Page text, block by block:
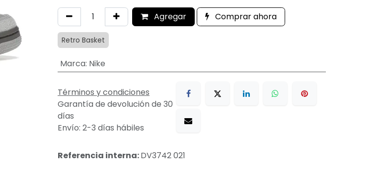
Agregar Comprar ahora
Retro Basket
Marca: Nike
Términos y condiciones
Garantía de devolución de 30
días
Envío: 2-3 días hábiles
Referencia interna:DV3742 021